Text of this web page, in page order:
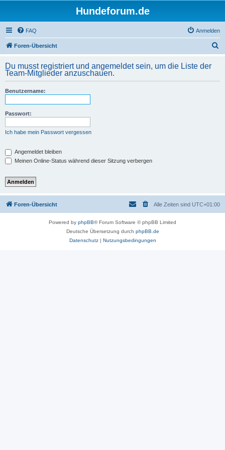
Hundeforum.de
FAQ Anmelden
Foren-Übersicht
h
Du musst registriert und angemeldet sein, um die Liste der
Team-Mitglieder anzuschauen.
Benutzername:
Passwort:
Ich habe mein Passwort vergessen
Angemeldet bleiben
Meinen Online-Status während dieser Sitzung verbergen
Foren-Übersicht Alle Zeiten sind UTC+01:00
Powered by phpBB® Forum Software © phpBB Limited
Deutsche Übersetzung durch phpBB.de
Datenschutz| Nutzungsbedingungen